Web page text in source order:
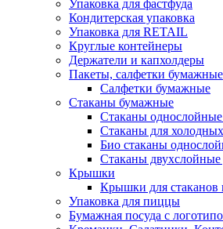
Упаковка для фастфуда
Кондитерская упаковка
Упаковка для RETAIL
Круглые контейнеры
Держатели и капхолдеры
Пакеты, салфетки бумажные
Салфетки бумажные
Стаканы бумажные
Стаканы однослойные
Стаканы для
Био стаканы
Стаканы двухслойные
Крышки
Крышки для стаканов
Упаковка для пиццы
Бумажная посуда с